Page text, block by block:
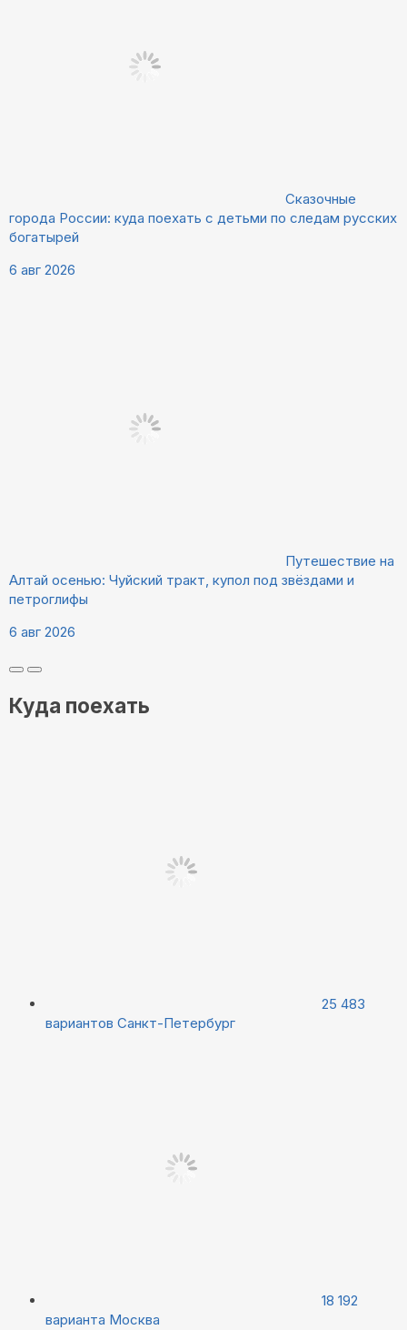
Сказочные
города России: куда поехать с детьми по следам русских
богатырей
6 авг 2026
Путешествие на
Алтай осенью: Чуйский тракт, купол под звёздами и
петроглифы
6 авг 2026
Куда поехать
25 483
вариантов Санкт-Петербург
18 192
варианта Москва